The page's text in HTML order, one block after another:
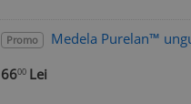
Promo
Medela Purelan™
6600 Lei